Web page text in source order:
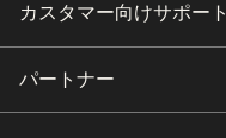
カスタマー向けサポート
パートナー